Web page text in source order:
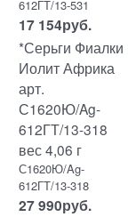
612ГТ/13-531
17 154руб.
*Серьги Фиалки
Иолит Африка
арт.
С1620Ю/Ag-
612ГТ/13-318
вес 4,06 г
С1620Ю/Ag-
612ГТ/13-318
27 990руб.